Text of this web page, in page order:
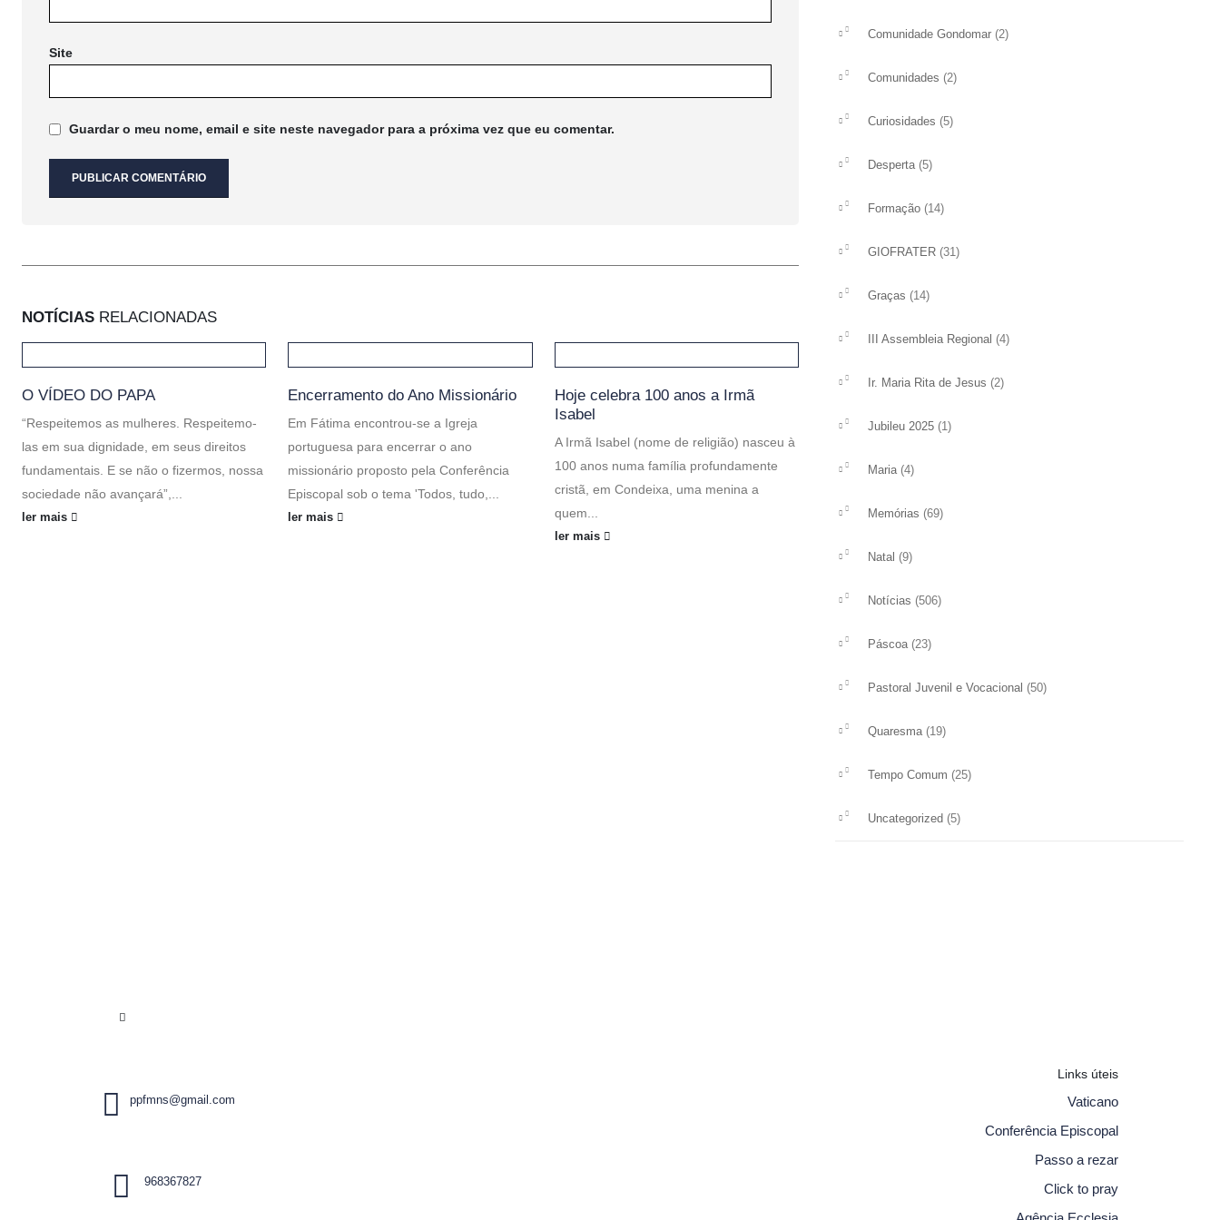
Site
Guardar o meu nome, email e site neste navegador para a próxima vez que eu comentar.
NOTÍCIAS RELACIONADAS
O VÍDEO DO PAPA
“Respeitemos as mulheres. Respeitemo-
las em sua dignidade, em seus direitos
fundamentais. E se não o fizermos, nossa
sociedade não avançará”,...
ler mais
Encerramento do Ano Missionário
Em Fátima encontrou-se a Igreja
portuguesa para encerrar o ano
missionário proposto pela Conferência
Episcopal sob o tema 'Todos, tudo,...
ler mais
Hoje celebra 100 anos a Irmã
Isabel
A Irmã Isabel (nome de religião) nasceu à
100 anos numa família profundamente
cristã, em Condeixa, uma menina a
quem...
ler mais
XIV DOMINGO DO TEMPO
COMUM
da terra de Jesus não O acolheu,
tocar, não...
Comunidade Gondomar (2)
Comunidades (2)
Curiosidades (5)
Desperta (5)
Formação (14)
GIOFRATER (31)
Graças (14)
III Assembleia Regional (4)
Ir. Maria Rita de Jesus (2)
Jubileu 2025 (1)
Maria (4)
Memórias (69)
Natal (9)
Notícias (506)
Páscoa (23)
Pastoral Juvenil e Vocacional (50)
Quaresma (19)
Tempo Comum (25)
Uncategorized (5)
ppfmns@gmail.com
968367827
Links úteis
Vaticano
Conferência Episcopal
Passo a rezar
Click to pray